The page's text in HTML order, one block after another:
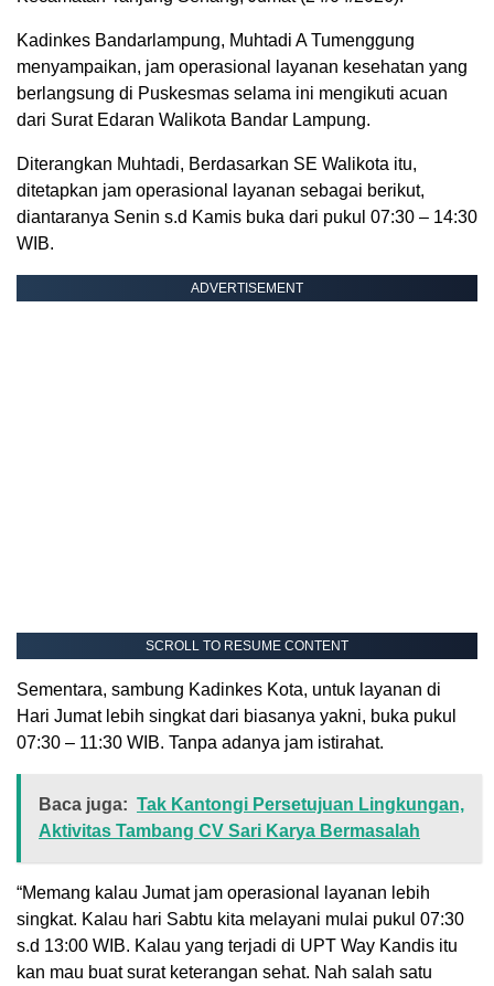
Kadinkes Bandarlampung, Muhtadi A Tumenggung
menyampaikan, jam operasional layanan kesehatan yang
berlangsung di Puskesmas selama ini mengikuti acuan
dari Surat Edaran Walikota Bandar Lampung.
Diterangkan Muhtadi, Berdasarkan SE Walikota itu,
ditetapkan jam operasional layanan sebagai berikut,
diantaranya Senin s.d Kamis buka dari pukul 07:30 – 14:30
WIB.
ADVERTISEMENT
SCROLL TO RESUME CONTENT
Sementara, sambung Kadinkes Kota, untuk layanan di
Hari Jumat lebih singkat dari biasanya yakni, buka pukul
07:30 – 11:30 WIB. Tanpa adanya jam istirahat.
Baca juga: Tak Kantongi Persetujuan Lingkungan,
Aktivitas Tambang CV Sari Karya Bermasalah
“Memang kalau Jumat jam operasional layanan lebih
singkat. Kalau hari Sabtu kita melayani mulai pukul 07:30
s.d 13:00 WIB. Kalau yang terjadi di UPT Way Kandis itu
kan mau buat surat keterangan sehat. Nah salah satu